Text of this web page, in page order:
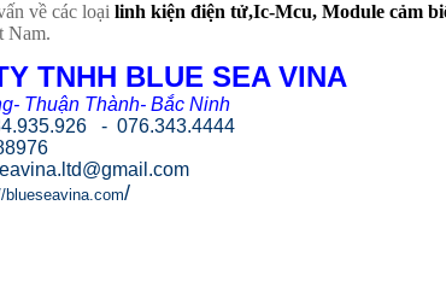
về các loại linh kiện điện tử,Ic-Mcu, Module cảm
Nam.
TNHH BLUE SEA VINA
Thuận Thành- Bắc Ninh
- 076.343.4444
blueseavina.com/